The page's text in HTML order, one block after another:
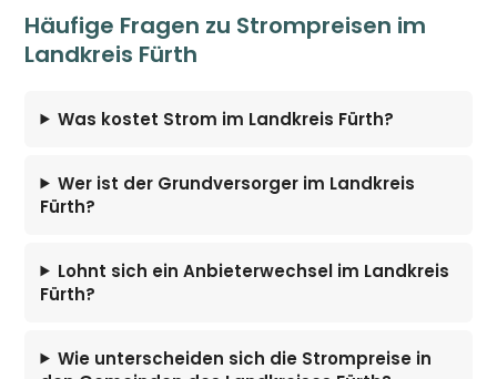
Häufige Fragen zu Strompreisen im
Landkreis Fürth
Was kostet Strom im Landkreis Fürth?
Wer ist der Grundversorger im Landkreis
Fürth?
Lohnt sich ein Anbieterwechsel im Landkreis
Fürth?
Wie unterscheiden sich die Strompreise in